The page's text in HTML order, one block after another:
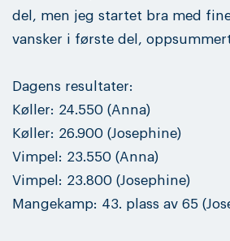
del, men jeg startet bra med
vansker i første del,
Dagens resultater:
Køller: 24.550 (Anna)
Køller: 26.900 (Josephine)
Vimpel: 23.550 (Anna)
Vimpel: 23.800 (Josephine)
Mangekamp: 43. plass av 65